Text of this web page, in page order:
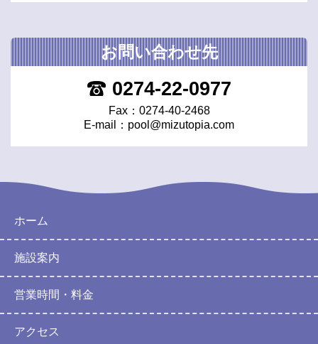
お問い合わせ先
0274-22-0977
Fax：0274-40-2468
E-mail： pool@mizutopia.com
ホーム
施設案内
営業時間・料金
アクセス